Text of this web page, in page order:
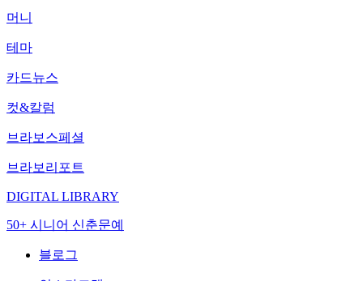
머니
테마
카드뉴스
컷&칼럼
브라보스페셜
브라보리포트
DIGITAL LIBRARY
50+ 시니어 신춘문예
블로그